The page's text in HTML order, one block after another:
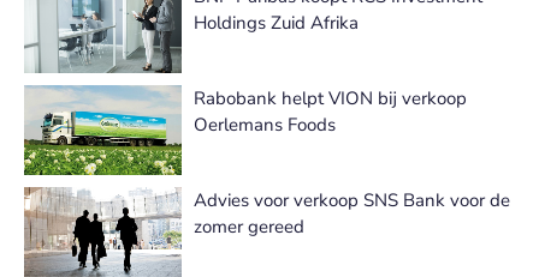
Holdings Zuid Afrika
Rabobank helpt VION bij verkoop
Oerlemans Foods
Advies voor verkoop SNS Bank voor de
zomer gereed